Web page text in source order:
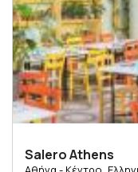
Salero Athens